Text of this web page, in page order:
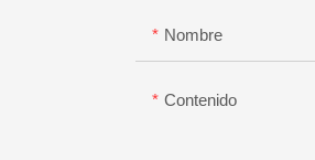
Nombre
Contenido